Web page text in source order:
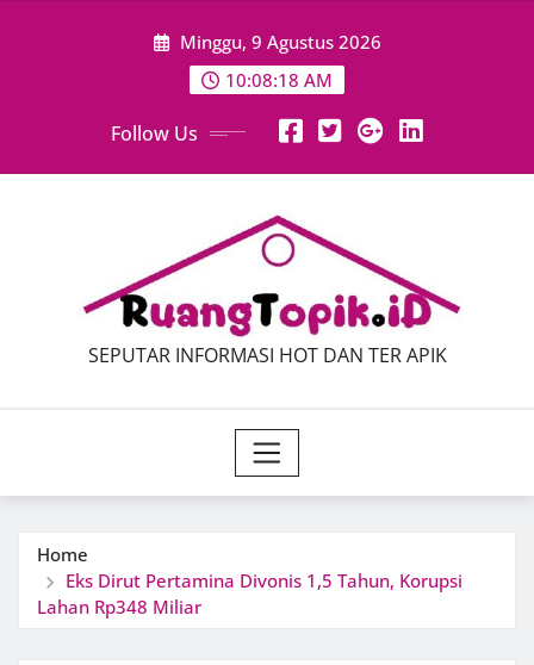
Minggu, 9 Agustus 2026
10:08:19 AM
Follow Us
SEPUTAR INFORMASI HOT DAN TER APIK
Home
Eks Dirut Pertamina Divonis 1,5 Tahun, Korupsi
Lahan Rp348 Miliar